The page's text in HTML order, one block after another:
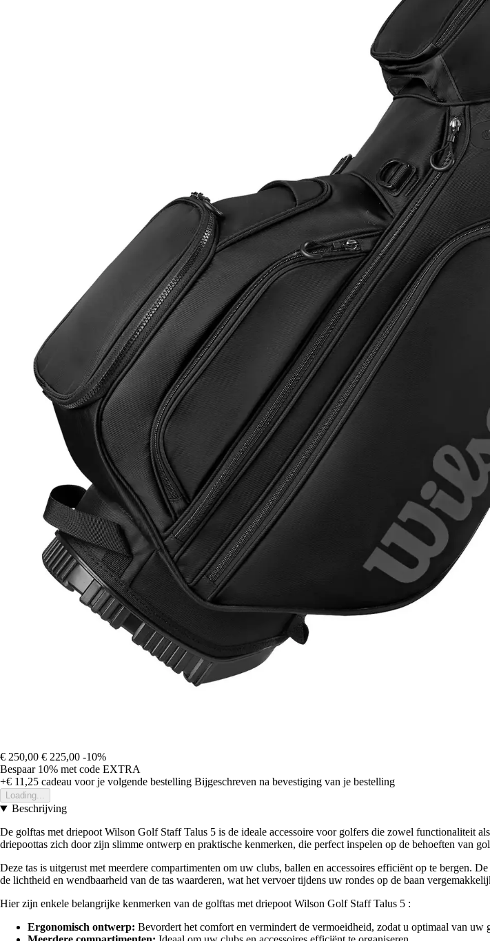
€ 250,00 € 225,00 -10%
Bespaar 10% met code EXTRA
+€ 11,25 cadeau voor je volgende bestelling Bijgeschreven na bevestiging van je bestelling
Loading...
Beschrijving
De golftas met driepoot Wilson Golf Staff Talus 5 is de ideale accessoire voor golfers die zowel functionaliteit
driepoottas zich door zijn slimme ontwerp en praktische kenmerken, die perfect inspelen op de behoeften van
Deze tas is uitgerust met meerdere compartimenten om uw clubs, ballen en accessoires efficiënt op te
de lichtheid en wendbaarheid van de tas waarderen, wat het vervoer tijdens uw rondes op de baan
Hier zijn enkele belangrijke kenmerken van de golftas met driepoot Wilson Golf Staff Talus 5 :
Ergonomisch ontwerp: Bevordert het comfort en vermindert de vermoeidheid, zodat u optimaal van uw